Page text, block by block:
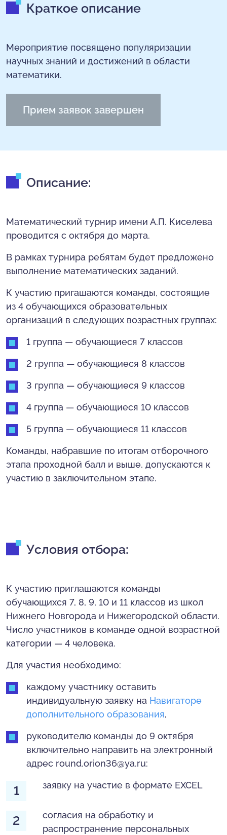
Краткое описание
Мероприятие посвящено популяризации
научных знаний и достижений в области
математики.
Прием заявок завершен
Описание:
Математический турнир имени А.П. Киселева
проводится с октября до марта.
В рамках турнира ребятам будет предложено
выполнение математических заданий.
К участию пригашаются команды, состоящие
из 4 обучающихся образовательных
организаций в следующих возрастных группах:
1 группа — обучающиеся 7 классов
2 группа — обучающиеся 8 классов
3 группа — обучающиеся 9 классов
4 группа — обучающиеся 10 классов
5 группа — обучающиеся 11 классов
Команды, набравшие по итогам отборочного
этапа проходной балл и выше, допускаются к
участию в заключительном этапе.
Условия отбора:
К участию приглашаются команды
обучающихся 7, 8, 9, 10 и 11 классов из школ
Нижнего Новгорода и Нижегородской области.
Число участников в команде одной возрастной
категории — 4 человека.
Для участия необходимо:
каждому участнику оставить
индивидуальную заявку на Навигаторе
дополнительного образования,
руководителю команды до 9 октября
включительно направить на электронный
адрес round.orion36@ya.ru:
заявку на участие в формате EXCEL
согласия на обработку и
распространение персональных